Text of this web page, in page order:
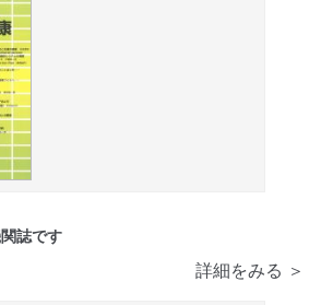
誌です
詳細をみる ＞